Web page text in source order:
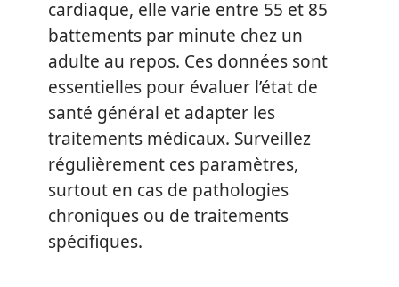
cardiaque, elle varie entre 55 et 85
battements par minute chez un
adulte au repos. Ces données sont
essentielles pour évaluer l’état de
santé général et adapter les
traitements médicaux. Surveillez
régulièrement ces paramètres,
surtout en cas de pathologies
chroniques ou de traitements
spécifiques.